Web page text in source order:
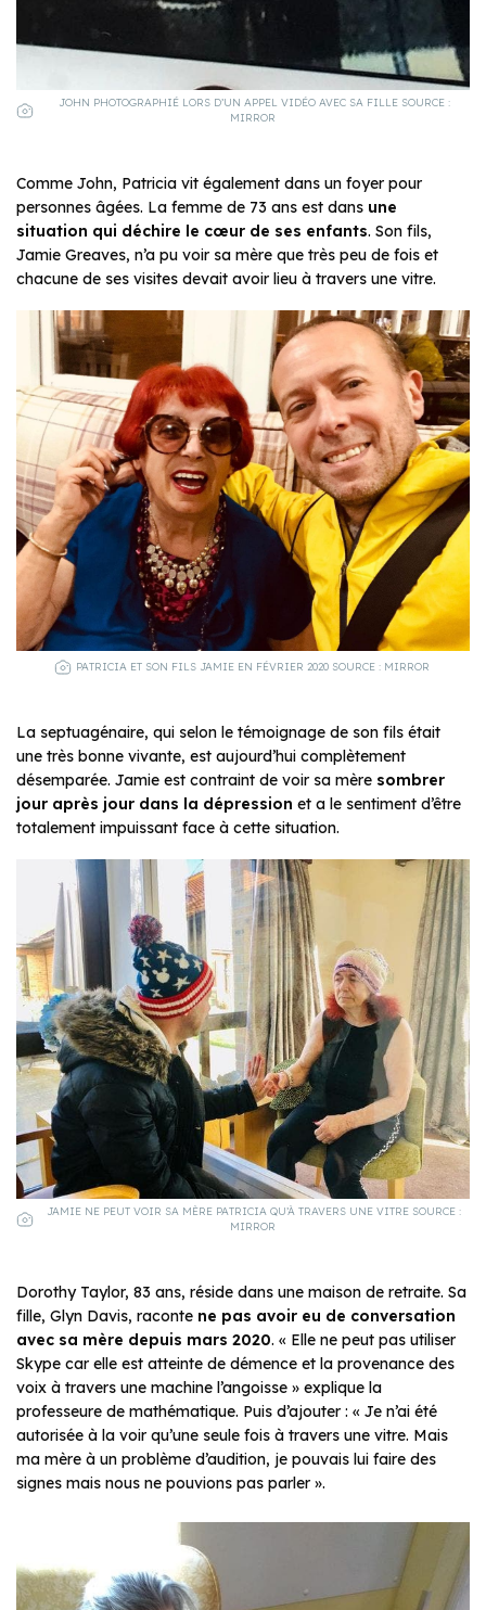
JOHN PHOTOGRAPHIÉ LORS D’UN APPEL VIDÉO AVEC SA FILLE SOURCE :
MIRROR
Comme John, Patricia vit également dans un foyer pour
personnes âgées. La femme de 73 ans est dans une
situation qui déchire le cœur de ses enfants. Son fils,
Jamie Greaves, n’a pu voir sa mère que très peu de fois et
chacune de ses visites devait avoir lieu à travers une vitre.
PATRICIA ET SON FILS JAMIE EN FÉVRIER 2020 SOURCE : MIRROR
La septuagénaire, qui selon le témoignage de son fils était
une très bonne vivante, est aujourd’hui complètement
désemparée. Jamie est contraint de voir sa mère sombrer
jour après jour dans la dépression et a le sentiment d’être
totalement impuissant face à cette situation.
JAMIE NE PEUT VOIR SA MÈRE PATRICIA QU’À TRAVERS UNE VITRE SOURCE :
MIRROR
Dorothy Taylor, 83 ans, réside dans une maison de retraite. Sa
fille, Glyn Davis, raconte ne pas avoir eu de conversation
avec sa mère depuis mars 2020. « Elle ne peut pas utiliser
Skype car elle est atteinte de démence et la provenance des
voix à travers une machine l’angoisse » explique la
professeure de mathématique. Puis d’ajouter : « Je n’ai été
autorisée à la voir qu’une seule fois à travers une vitre. Mais
ma mère à un problème d’audition, je pouvais lui faire des
signes mais nous ne pouvions pas parler ».